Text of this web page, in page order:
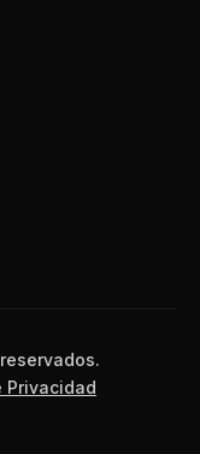
Privacidad